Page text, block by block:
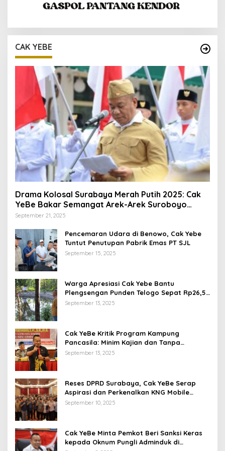
CAK YEBE
Drama Kolosal Surabaya Merah Putih 2025: Cak
YeBe Bakar Semangat Arek-Arek Suroboyo
Bergelora di Jalan Tunjungan
September 21, 2025
Pencemaran Udara di Benowo, Cak Yebe
Tuntut Penutupan Pabrik Emas PT SJL
September 15, 2025
Warga Apresiasi Cak Yebe Bantu
Plengsengan Punden Telogo Sepat Rp26,5
Juta, Dakel Tak Kunjung Turun
September 13, 2025
Cak YeBe Kritik Program Kampung
Pancasila: Minim Kajian dan Tanpa
Libatkan Dewan
September 13, 2025
Reses DPRD Surabaya, Cak YeBe Serap
Aspirasi dan Perkenalkan KNG Mobile
Melalui Reses
September 10, 2025
Cak YeBe Minta Pemkot Beri Sanksi Keras
kepada Oknum Pungli Adminduk di